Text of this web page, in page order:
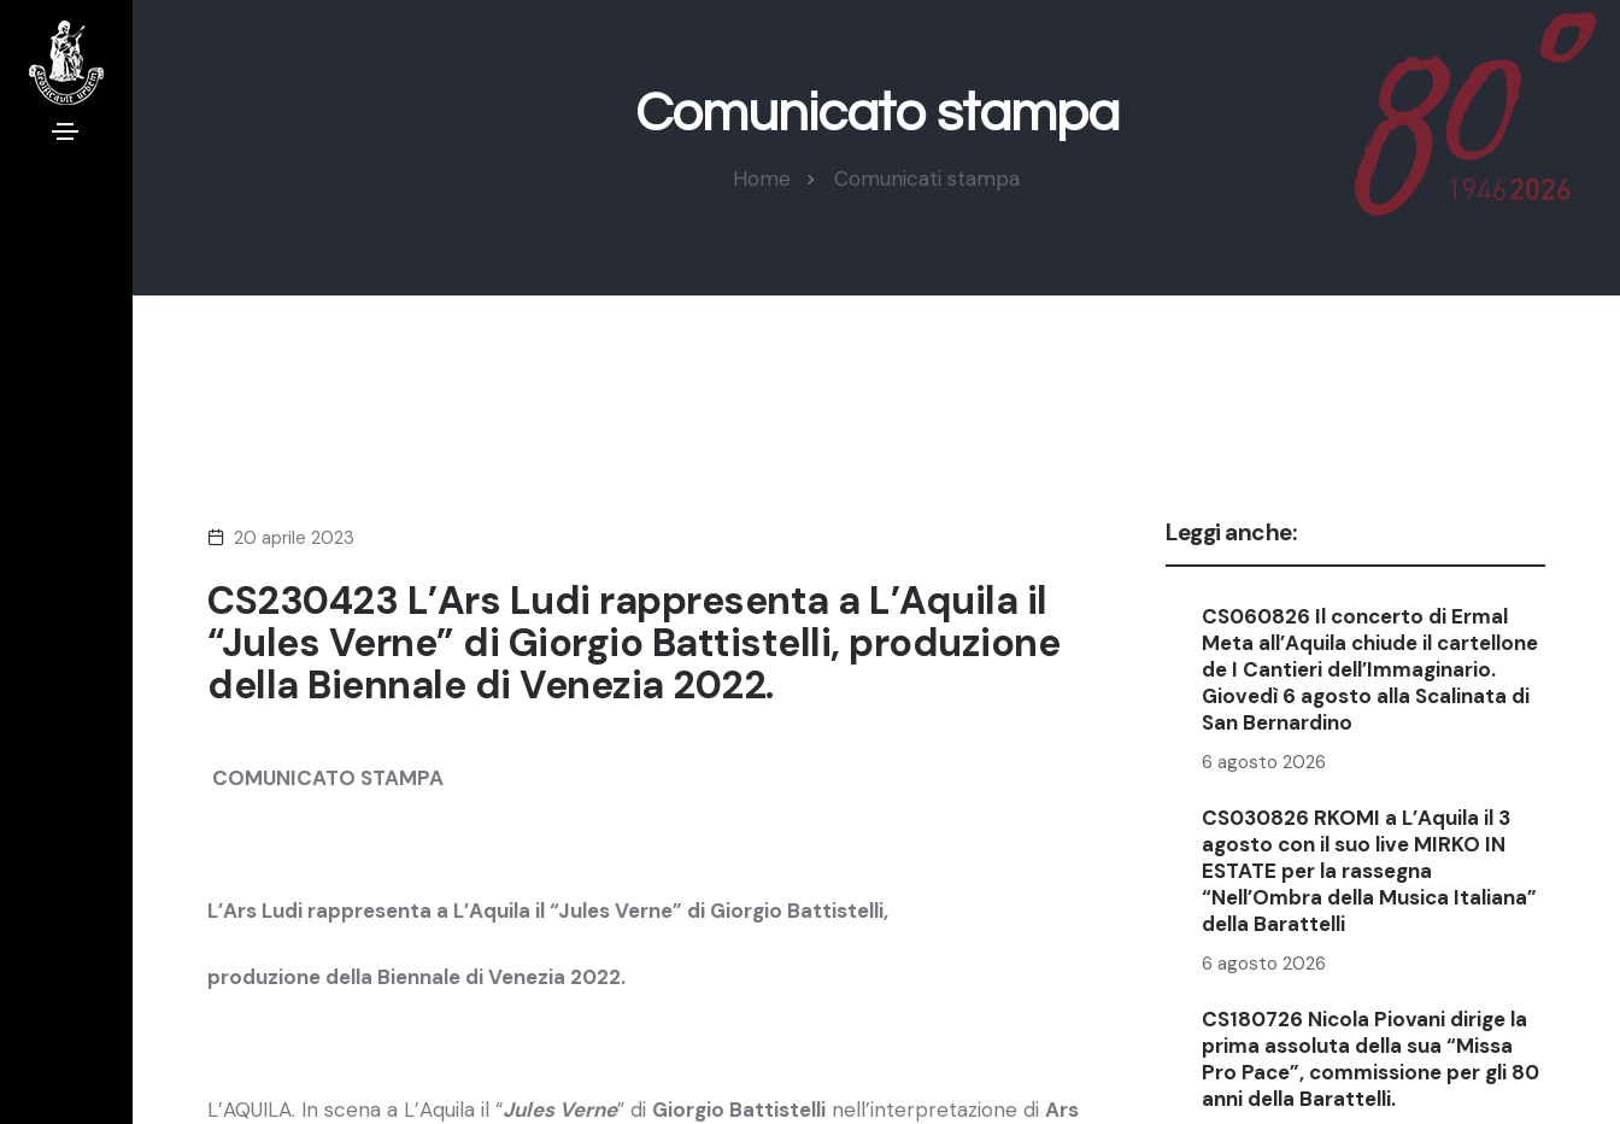
Comunicato stampa
Home Comunicati stampa
20 aprile 2023
CS230423 L’Ars Ludi rappresenta a L’Aquila il
“Jules Verne” di Giorgio Battistelli, produzione
della Biennale di Venezia 2022.
COMUNICATO STAMPA
L’Ars Ludi rappresenta a L’Aquila il “Jules Verne” di Giorgio Battistelli,
produzione della Biennale di Venezia 2022.
L’AQUILA. In scena a L’Aquila il “Jules Verne” di Giorgio Battistelli nell’interpretazione di Ars
Leggi anche:
CS060826 Il concerto di Ermal
Meta all’Aquila chiude il cartellone
de I Cantieri dell’Immaginario.
Giovedì 6 agosto alla Scalinata di
San Bernardino
6 agosto 2026
CS030826 RKOMI a L’Aquila il 3
agosto con il suo live MIRKO IN
ESTATE per la rassegna
“Nell’Ombra della Musica Italiana”
della Barattelli
6 agosto 2026
CS180726 Nicola Piovani dirige la
prima assoluta della sua “Missa
Pro Pace”, commissione per gli 80
anni della Barattelli.